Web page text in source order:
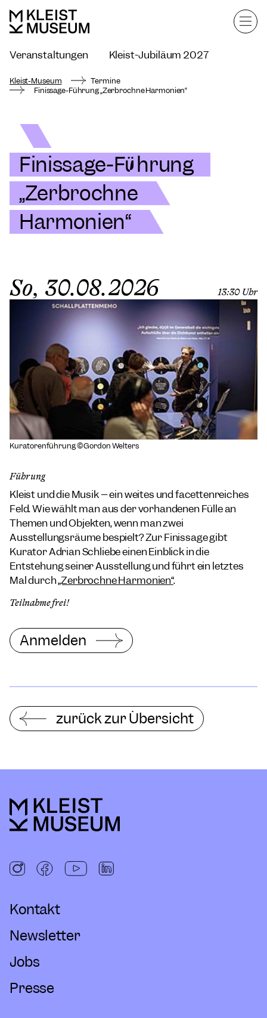
Veranstaltungen
Kleist-Jubiläum 2027
Kleist-Museum mieten
Kleist-Museum
Termine
Finissage-Führung „Zerbrochne Harmonien“
Finissage-Führung
„Zerbrochne
Harmonien“
So, 30.08.2026 13:30 Uhr
Kuratorenführung ©Gordon Welters
Führung
Kleist und die Musik – ein weites und facettenreiches
Feld. Wie wählt man aus der vorhandenen Fülle an
Themen und Objekten, wenn man zwei
Ausstellungsräume bespielt? Zur Finissage gibt
Kurator Adrian Schliebe einen Einblick in die
Entstehung seiner Ausstellung und führt ein letztes
Mal durch„Zerbrochne Harmonien“.
Teilnahme frei!
Anmelden
zurück zur Übersicht
Kontakt
Newsletter
Jobs
Presse